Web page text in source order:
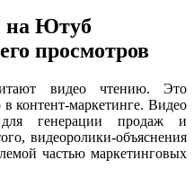
на Ютуб
просмотров
видео чтению. Это
контент-маркетинге. Видео
для генерации продаж и
видеоролики-объяснения
частью маркетинговых